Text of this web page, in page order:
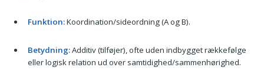
Funktion:Koordination/sideordning (A og B).
Betydning:Additiv (tilføjer), ofte uden indbygget rækkefølge
eller logisk relation ud over samtidighed/sammenhørighed.